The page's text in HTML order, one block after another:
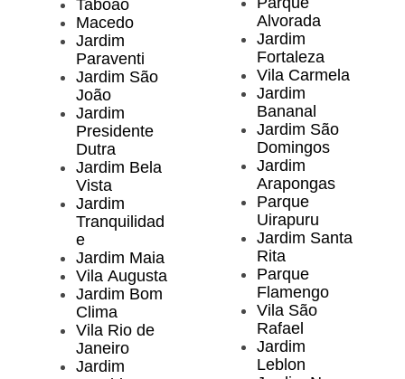
Taboão
Macedo
Jardim
Paraventi
Jardim São
João
Jardim
Presidente
Dutra
Jardim Bela
Vista
Jardim
Tranquilidad
e
Jardim Maia
Vila Augusta
Jardim Bom
Clima
Vila Rio de
Janeiro
Jardim
Alvorada
Jardim
Fortaleza
Vila Carmela
Jardim
Bananal
Jardim São
Domingos
Jardim
Arapongas
Parque
Uirapuru
Jardim Santa
Rita
Parque
Flamengo
Vila São
Rafael
Jardim
Leblon